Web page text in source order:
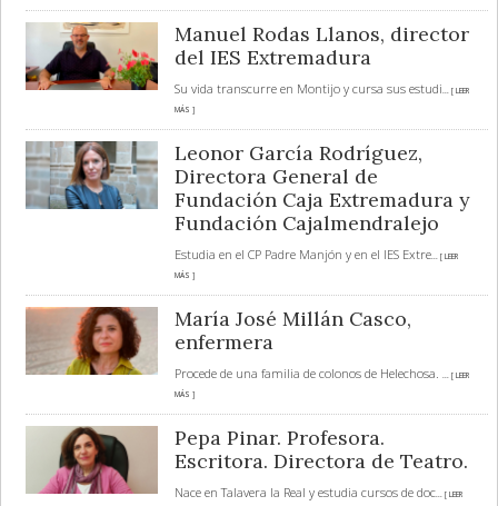
Manuel Rodas Llanos, director
del IES Extremadura
Su vida transcurre en Montijo y cursa sus estudi
... [ LEER
MÁS ]
Leonor García Rodríguez,
Directora General de
Fundación Caja Extremadura y
Fundación Cajalmendralejo
Estudia en el CP Padre Manjón y en el IES Extre... [ LEER
MÁS ]
María José Millán Casco,
enfermera
Procede de una familia de colonos de Helechosa.
... [ LEER
MÁS ]
Pepa Pinar. Profesora.
Escritora. Directora de Teatro.
Nace en Talavera la Real y estudia cursos de doc... [ LEER